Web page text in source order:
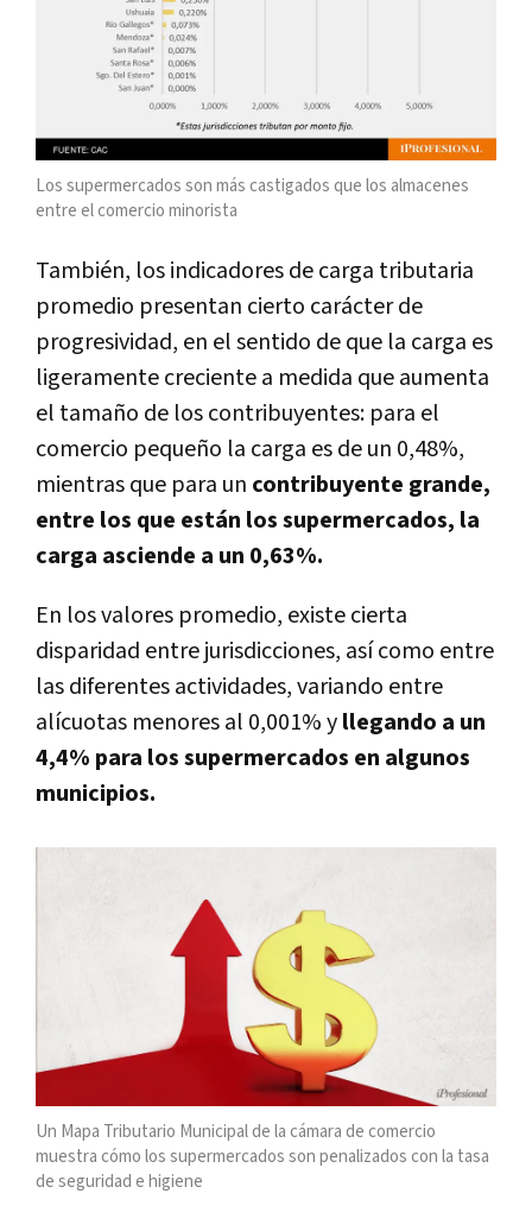
Los supermercados son más castigados que los almacenes
entre el comercio minorista
También, los indicadores de carga tributaria
promedio presentan cierto carácter de
progresividad, en el sentido de que la carga es
ligeramente creciente a medida que aumenta
el tamaño de los contribuyentes: para el
comercio pequeño la carga es de un 0,48%,
mientras que para un contribuyente grande,
entre los que están los supermercados, la
carga asciende a un 0,63%.
En los valores promedio, existe cierta
disparidad entre jurisdicciones, así como entre
las diferentes actividades, variando entre
alícuotas menores al 0,001% yllegando a un
4,4% para los supermercados en algunos
municipios.
Un Mapa Tributario Municipal de la cámara de comercio
muestra cómo los supermercados son penalizados con la tasa
de seguridad e higiene